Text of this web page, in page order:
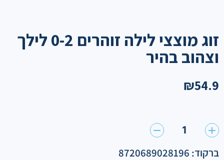
זוג מוצצי לילה זוהרים 0-2 לילך
וצהוב בהיר
₪54.9
1
ברקוד: 8720689028196